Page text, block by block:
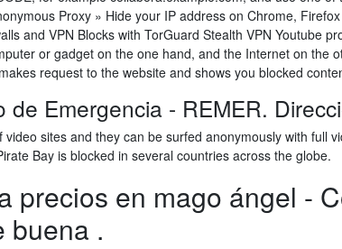
Proxy » Hide your IP address on Chrome,
and VPN Blocks with TorGuard Stealth VPN Youtube
or gadget on the one hand, and the Internet on the
request to the website and shows you blocked
de Emergencia - REMER.
video sites and they can be surfed anonymously with full
Bay is blocked in several countries across the globe.
precios en mago ángel -
buena .